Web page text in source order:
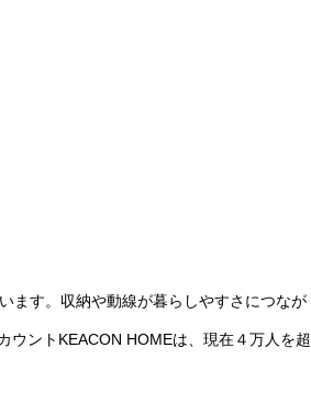
ます。収納や動線が暮らしやすさにつなが
ウントKEACON HOMEは、現在４万人を超